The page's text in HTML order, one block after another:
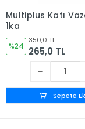
Multiplus Katı
1kg
%24
350,0 TL
265,0 TL
Sepete